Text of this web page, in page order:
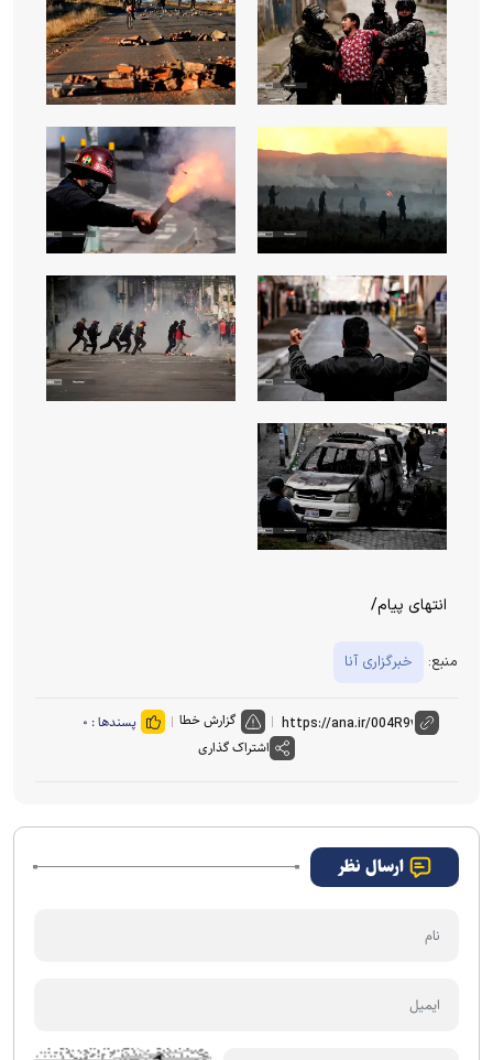
انتهای پیام/
منبع: خبرگزاری آنا
گزارش خطا پسندها : ۰
اشتراک گذاری
ارسال نظر